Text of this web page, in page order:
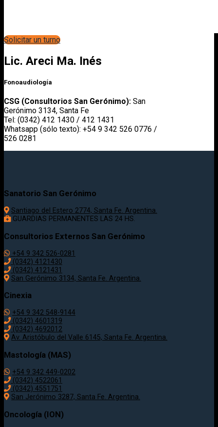
Solicitar un turno
Lic. Areci Ma. Inés
Fonoaudiología
CSG (Consultorios San Gerónimo): San
Gerónimo 3134, Santa Fe
Tel: (0342) 412 1430 / 412 1431
Whatsapp (sólo texto): +54 9 342 526 0776 /
526 0281
Sanatorio San Gerónimo
Santiago del Estero 2774, Santa Fe. Argentina.
GUARDIAS PERMANENTES LAS 24 HS.
Consultorios Externos San Gerónimo
+54 9 342 526-0281
(0342) 4121430
(0342) 4121431
San Gerónimo 3134, Santa Fe. Argentina.
Cinexia
+54 9 342 548-9144
(0342) 4601319
(0342) 4692012
Av. Aristóbulo del Valle 6145, Santa Fe. Argentina.
Mastología (MAS)
+54 9 342 449-0202
(0342) 4522061
(0342) 4551751
San Jerónimo 3287, Santa Fe. Argentina.
Oncología (ION)